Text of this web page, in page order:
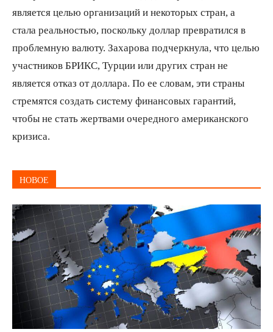
является целью организаций и некоторых стран, а
стала реальностью, поскольку доллар превратился в
проблемную валюту. Захарова подчеркнула, что целью
участников БРИКС, Турции или других стран не
является отказ от доллара. По ее словам, эти страны
стремятся создать систему финансовых гарантий,
чтобы не стать жертвами очередного американского
кризиса.
НОВОЕ